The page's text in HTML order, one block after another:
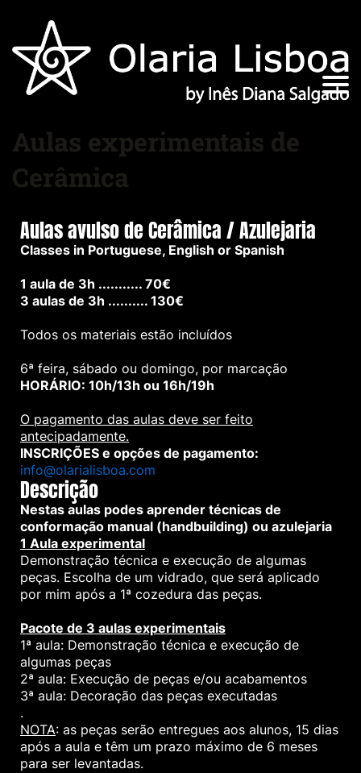
Aulas experimentais de
Cerâmica
Aulas avulso de Cerâmica / Azulejaria
Classes in Portuguese, English or Spanish
1 aula de 3h ........... 70€
3 aulas de 3h .......... 130€
Todos os materiais estão incluídos
6ª feira, sábado ou domingo, por marcação
HORÁRIO: 10h/13h ou 16h/19h
O pagamento das aulas deve ser feito
antecipadamente.
INSCRIÇÕES e opções de pagamento:
info@olarialisboa.com
Descrição
Nestas aulas podes aprender técnicas de
conformação manual (handbuilding) ou azulejaria
1 Aula experimental
Demonstração técnica e execução de algumas
peças. Escolha de um vidrado, que será aplicado
por mim após a 1ª cozedura das peças.
Pacote de 3 aulas experimentais
1ª aula: Demonstração técnica e execução de
algumas peças
2ª aula: Execução de peças e/ou acabamentos
3ª aula: Decoração das peças executadas
.
NOTA: as peças serão entregues aos alunos, 15 dias
após a aula e têm um prazo máximo de 6 meses
para ser levantadas.